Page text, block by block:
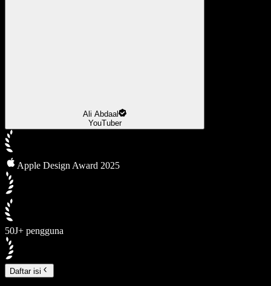
Ali Abdaal
YouTuber
Apple Design Award 2025
50J+ pengguna
Daftar isi